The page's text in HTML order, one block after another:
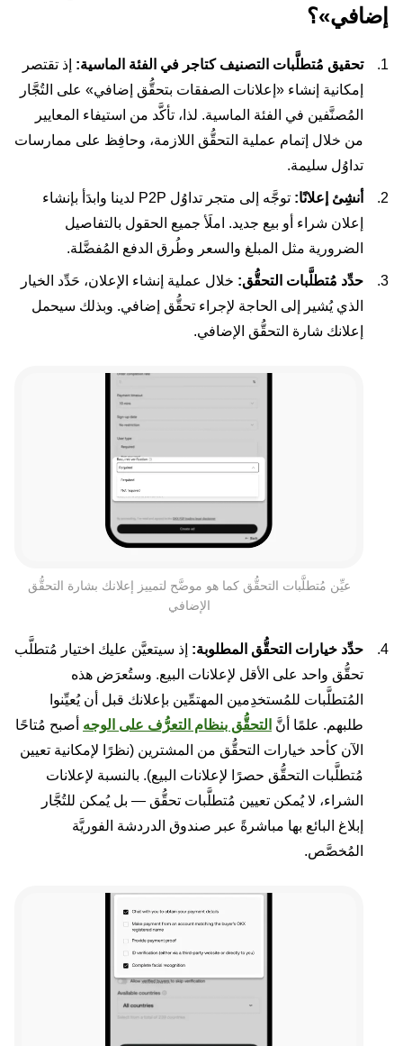
إضافي»؟
تحقيق مُتطلَّبات التصنيف كتاجر في الفئة الماسية: إذ تقتصر
إمكانية إنشاء «إعلانات الصفقات بتحقُّق إضافي» على التُجَّار
المُصنَّفين في الفئة الماسية. لذا، تأكَّد من استيفاء المعايير
من خلال إتمام عملية التحقُّق اللازمة، وحافِظ على ممارسات
تداوُل سليمة.
أنشِئ إعلانًا:
توجَّه إلى متجر تداوُل P2P لدينا وابدَأ بإنشاء
إعلان شراء أو بيع جديد. املَأ جميع الحقول بالتفاصيل
الضرورية مثل المبلغ والسعر وطُرق الدفع المُفضَّلة.
حدِّد مُتطلَّبات التحقُّق: خلال عملية إنشاء الإعلان، حَدِّد الخيار
الذي يُشير إلى الحاجة لإجراء تحقُّق إضافي. وبذلك سيحمل
إعلانك شارة التحقُّق الإضافي.
عيِّن مُتطلَّبات التحقُّق كما هو موضَّح لتمييز إعلانك بشارة التحقُّق
الإضافي
حدِّد خيارات التحقُّق المطلوبة: إذ سيتعيَّن عليك اختيار مُتطلَّب
تحقُّق واحد على الأقل لإعلانات البيع. وستُعرَض هذه
المُتطلَّبات للمُستخدِمين المهتمِّين بإعلانك قبل أن يُعيِّنوا
طلبهم. علمًا أنَّ التحقُّق بنظام التعرُّف على الوجه أصبح مُتاحًا
الآن كأحد خيارات التحقُّق من المشترين (نظرًا لإمكانية تعيين
مُتطلَّبات التحقُّق حصرًا لإعلانات البيع). بالنسبة لإعلانات
الشراء، لا يُمكن تعيين مُتطلَّبات تحقُّق — بل يُمكن للتُجَّار
إبلاغ البائع بها مباشرةً عبر صندوق الدردشة الفوريَّة
المُخصَّص.